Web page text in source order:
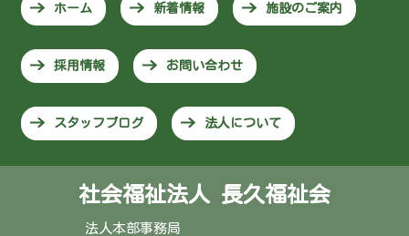
ホーム 新着情報 施設のご案内
採用情報 お問い合わせ
スタッフブログ 法人について
社会福祉法人 長久福祉会
法人本部事務局